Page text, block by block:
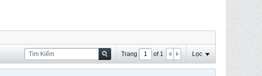
Trang of 1 Lọc